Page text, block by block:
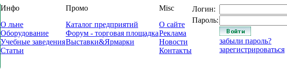
Инфо
О льне
Оборудование
Учебные заведения
Статьи
Промо
Каталог предприятий
Форум - торговая площадка
Выставки&Ярмарки
Misc
О сайте
Реклама
Новости
Контакты
Логин:
Пароль:
забыли пароль?
зарегистрироваться